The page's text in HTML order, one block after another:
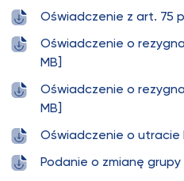
Oświadczenie z art. 75
Oświadczenie o
MB]
Oświadczenie o
MB]
Oświadczenie o utracie
Podanie o zmianę grupy